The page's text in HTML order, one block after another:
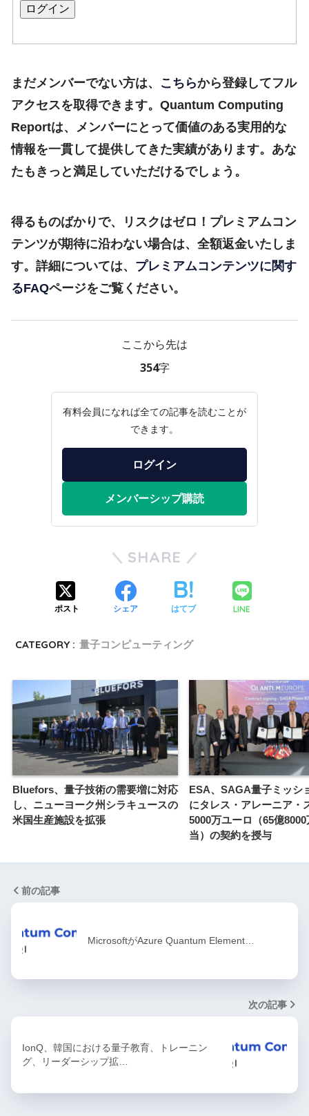
まだメンバーでない方は、 こちらから登録してフル
アクセスを取得できます。Quantum Computing
Reportは、メンバーにとって価値のある実用的な
情報を一貫して提供してきた実績があります。あな
たもきっと満足していただけるでしょう。
得るものばかりで、リスクはゼロ！プレミアムコン
テンツが期待に沿わない場合は、全額返金いたしま
す。詳細については、 プレミアムコンテンツに関す
るFAQページをご覧ください。
ここから先は
354字
有料会員になれば全ての記事を読むことが
できます。
ログイン
メンバーシップ購読
SHARE
ポスト シェア はてブ LINE
CATEGORY : 量子コンピューティング
Bluefors、量子技術の需要増に対応
し、ニューヨーク州シラキュースの
米国生産施設を拡張
ESA、SAGA量子ミッシ
にタレス・アレーニア・
5000万ユーロ（65億
当）の契約を授与
前の記事
MicrosoftがAzure Quantum Element…
次の記事
IonQ、韓国における量子教育、トレーニン
グ、リーダーシップ拡…